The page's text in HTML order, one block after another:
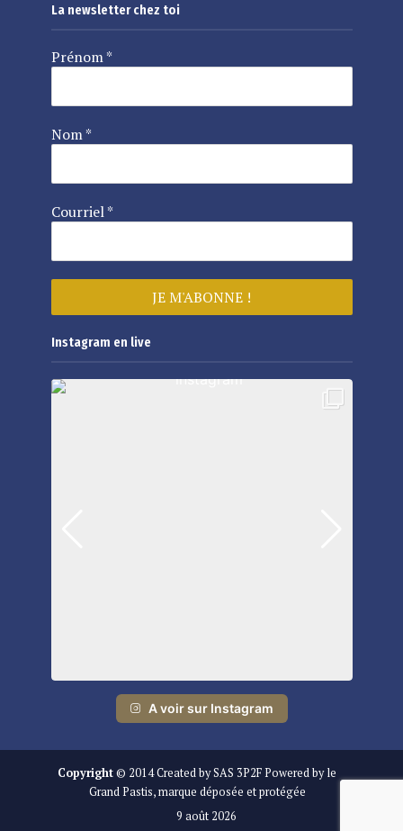
La newsletter chez toi
Prénom*
Nom*
Courriel*
Instagram en live
A voir sur Instagram
Copyright© 2014 Created by SAS 3P2F Powered by le
Grand Pastis, marque déposée et protégée
9 août 2026